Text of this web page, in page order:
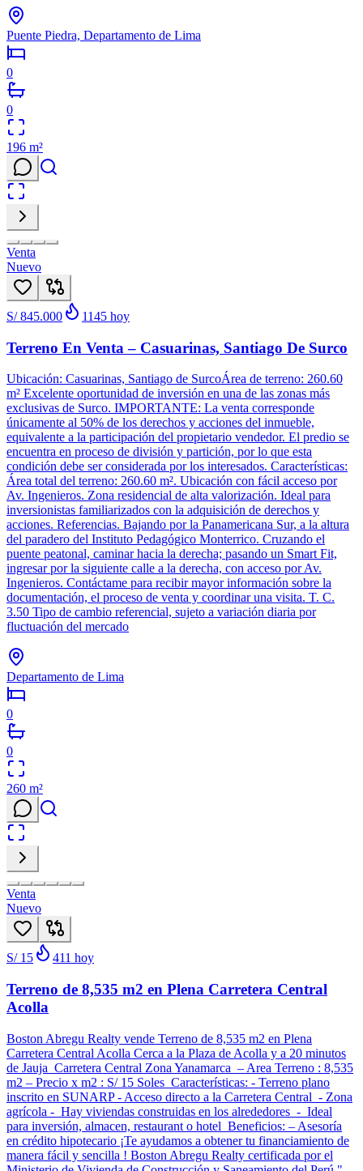
Puente Piedra, Departamento de Lima
0
0
196 m²
Venta
Nuevo
S/ 845.000 1145 hoy
Terreno En Venta – Casuarinas, Santiago De Surco
Ubicación: Casuarinas, Santiago de SurcoÁrea de terreno: 260.60
m² Excelente oportunidad de inversión en una de las zonas más
exclusivas de Surco. IMPORTANTE: La venta corresponde
únicamente al 50% de los derechos y acciones del inmueble,
equivalente a la participación del propietario vendedor. El predio se
encuentra en proceso de división y partición, por lo que esta
condición debe ser considerada por los interesados. Características:
Área total del terreno: 260.60 m². Ubicación con fácil acceso por
Av. Ingenieros. Zona residencial de alta valorización. Ideal para
inversionistas familiarizados con la adquisición de derechos y
acciones. Referencias. Bajando por la Panamericana Sur, a la altura
del paradero del Instituto Pedagógico Monterrico. Cruzando el
puente peatonal, caminar hacia la derecha; pasando un Smart Fit,
ingresar por la siguiente calle a la derecha, con acceso por Av.
Ingenieros. Contáctame para recibir mayor información sobre la
documentación, el proceso de venta y coordinar una visita. T. C.
3.50 Tipo de cambio referencial, sujeto a variación diaria por
fluctuación del mercado
Departamento de Lima
0
0
260 m²
Venta
Nuevo
S/ 15 411 hoy
Terreno de 8,535 m2 en Plena Carretera Central
Acolla
Boston Abregu Realty vende Terreno de 8,535 m2 en Plena
Carretera Central Acolla Cerca a la Plaza de Acolla y a 20 minutos
de Jauja Carretera Central Zona Yanamarca – Area Terreno : 8,535
m2 – Precio x m2 : S/ 15 Soles Características: - Terreno plano
inscrito en SUNARP - Acceso directo a la Carretera Central - Zona
agrícola - Hay viviendas construidas en los alrededores - Ideal
para inversión, almacen, restaurant o hotel Beneficios: – Asesoría
en crédito hipotecario ¡Te ayudamos a obtener tu financiamiento de
manera fácil y sencilla ! Boston Abregu Realty certificada por el